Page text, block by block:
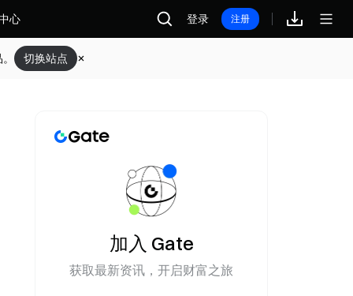
心 登录 注册
切换站点
加入 Gate
获取最新资讯，开启财富之旅